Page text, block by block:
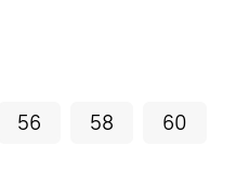
56 58 60